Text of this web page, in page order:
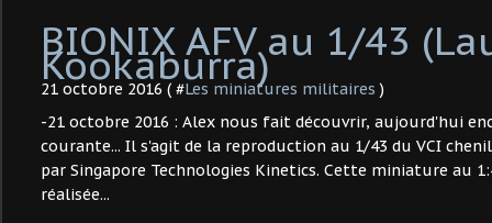
BIONIX AFV au 1/43
Kookaburra)
21 octobre 2016 ( #Les miniatures militaires )
-21 octobre 2016 : Alex nous fait découvrir, aujourd'hui
courante... Il s'agit de la reproduction au 1/43 du VCI
par Singapore Technologies Kinetics. Cette miniature au
réalisée...